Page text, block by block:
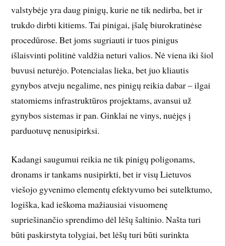
valstybėje yra daug pinigų, kurie ne tik nedirba, bet ir
trukdo dirbti kitiems. Tai pinigai, įšalę biurokratinėse
procedūrose. Bet joms sugriauti ir tuos pinigus
išlaisvinti politinė valdžia neturi valios. Nė viena iki šiol
buvusi neturėjo. Potencialas lieka, bet juo kliautis
gynybos atveju negalime, nes pinigų reikia dabar – ilgai
statomiems infrastruktūros projektams, avansui už
gynybos sistemas ir pan. Ginklai ne vinys, nuėjęs į
parduotuvę nenusipirksi.
Kadangi saugumui reikia ne tik pinigų poligonams,
dronams ir tankams nusipirkti, bet ir visų Lietuvos
viešojo gyvenimo elementų efektyvumo bei sutelktumo,
logiška, kad ieškoma mažiausiai visuomenę
supriešinančio sprendimo dėl lėšų šaltinio. Našta turi
būti paskirstyta tolygiai, bet lėšų turi būti surinkta